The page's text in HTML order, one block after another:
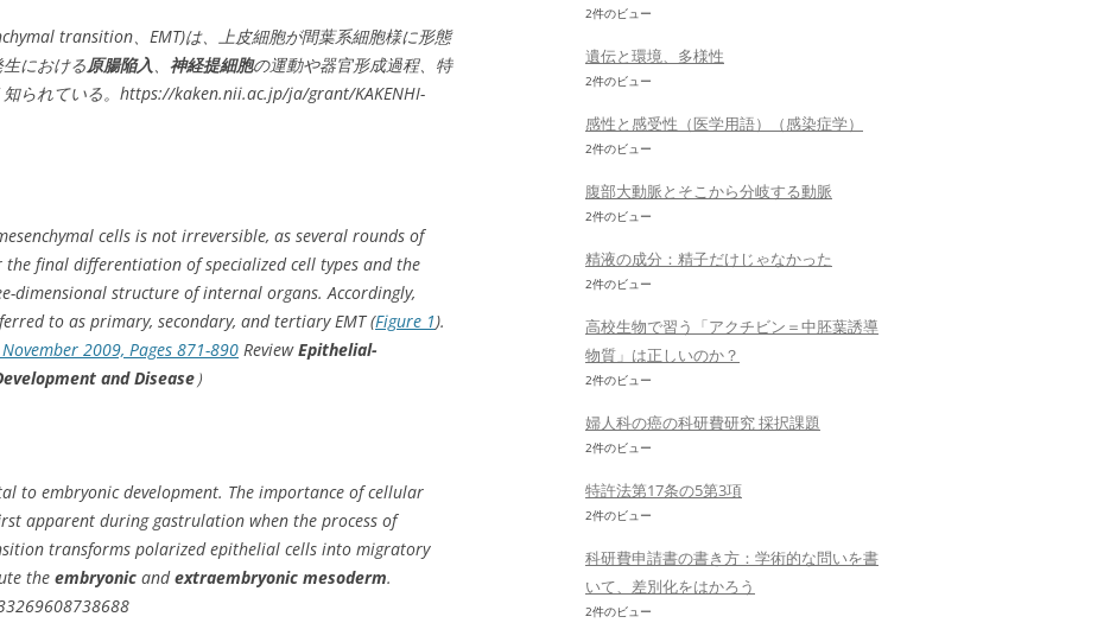
transition、EMT)は、上皮細胞が間葉系細胞様に形態
における原腸陥入、 神経提細胞の運動や器官形成過程、特
られている。https://kaken.nii.ac.jp/ja/grant/KAKENHI-
cells is not irreversible, as several rounds of
the final differentiation of specialized cell types and the
dimensional structure of internal organs. Accordingly,
to as primary, secondary, and tertiary EMT (Figure 1).
2009, Pages 871-890 ReviewEpithelial-
and Disease）
to embryonic development. The importance of cellular
apparent during gastrulation when the process of
transforms polarized epithelial cells into migratory
the embryonic andextraembryonic mesoderm.
2件のビュー
遺伝と環境、多様性
2件のビュー
感性と感受性（医学用語）（感染症学）
2件のビュー
腹部大動脈とそこから分岐する動脈
2件のビュー
精液の成分：精子だけじゃなかった
2件のビュー
高校生物で習う「アクチビン＝中胚葉誘導
物質」は正しいのか？
2件のビュー
婦人科の癌の科研費研究 採択課題
2件のビュー
特許法第17条の5第3項
2件のビュー
科研費申請書の書き方：学術的な問いを書
いて、差別化をはかろう
2件のビュー